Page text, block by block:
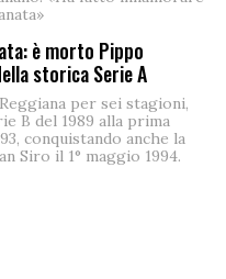
è morto Pippo
storica Serie A
per sei stagioni,
B del 1989 alla prima
conquistando anche la
Siro il 1° maggio 1994.